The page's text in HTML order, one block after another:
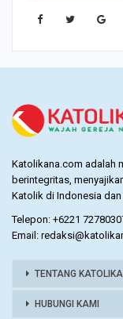
Katolikana.com adalah
Katolik di Indonesia dan
Telepon: +6221
Email:
TENTANG